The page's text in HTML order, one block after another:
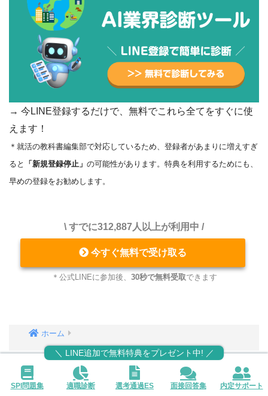
→ 今LINE登録するだけで、無料でこれら全てをすぐに使
えます！
＊就活の教科書編集部で対応しているため、登録者があまりに増えすぎ
ると
「新規登録停止」 の可能性があります。特典を利用するためにも、
早めの登録をお勧めします。
\ すでに312,887人以上が利用中 /
今すぐ無料で受け取る
＊公式LINEに参加後、 30秒で無料受取できます
ホーム
SPI問題集 適職診断 選考通過ES 面接回答集 内定サポート
＼ LINE追加で無料特典をプレゼント中! ／